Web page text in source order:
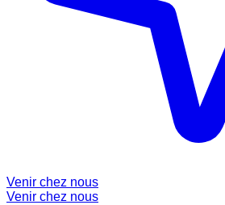
Venir chez nous
Venir chez nous